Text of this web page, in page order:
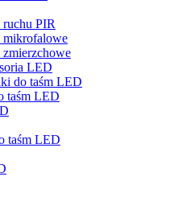
PIR
LED
do taśm LED
taśm LED
taśm LED